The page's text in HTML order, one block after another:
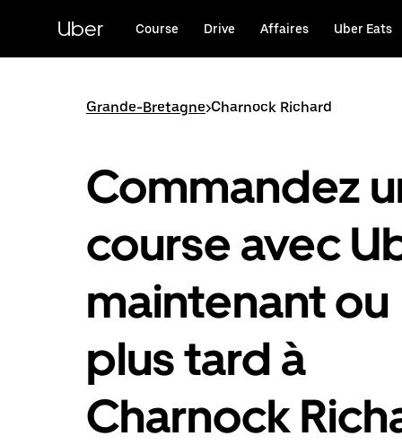
principal
Uber Course Drive Affaires Uber Eats
Grande-Bretagne>Charnock Richard
Commandez
course avec
maintenant ou
plus tard à
Charnock